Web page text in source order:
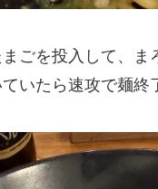
ごを投入して、ま
いたら速攻で麺終